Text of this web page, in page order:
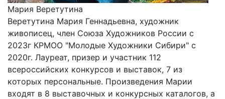
Мария Веретутина
Веретутина Мария Геннадьевна, художник
живописец, член Союза Художников России с
2023г КРМОО "Молодые Художники Сибири" с
2020г. Лауреат, призер и участник 112
всероссийских конкурсов и выставок, 7 из
которых персональные. Произведения Марии
входят в 8 выставочных и конкурсных каталогов, а